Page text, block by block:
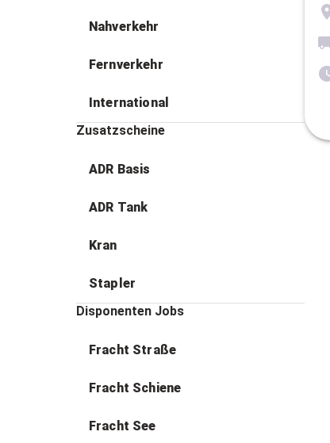
Nahverkehr
Fernverkehr
International
Zusatzscheine
ADR Basis
ADR Tank
Kran
Stapler
Disponenten Jobs
Fracht Straße
Fracht Schiene
Fracht See